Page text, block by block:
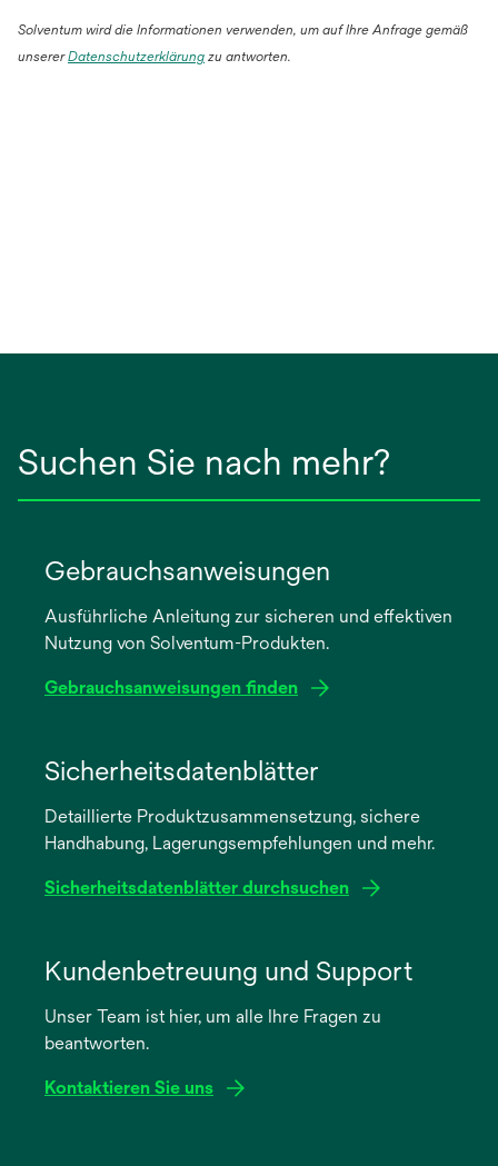
Solventum wird die Informationen verwenden, um auf Ihre Anfrage gemäß
unsererDatenschutzerklärung zu antworten.
Suchen Sie nach mehr?
Gebrauchsanweisungen
Ausführliche Anleitung zur sicheren und effektiven
Nutzung von Solventum-Produkten.
Gebrauchsanweisungen finden
neuen
Registerkarte
Sicherheitsdatenblätter
Detaillierte Produktzusammensetzung, sichere
Handhabung, Lagerungsempfehlungen und mehr.
Sicherheitsdatenblätter durchsuchen
neuen
Registerkarte
Kundenbetreuung und Support
Unser Team ist hier, um alle Ihre Fragen zu
beantworten.
Kontaktieren Sie uns